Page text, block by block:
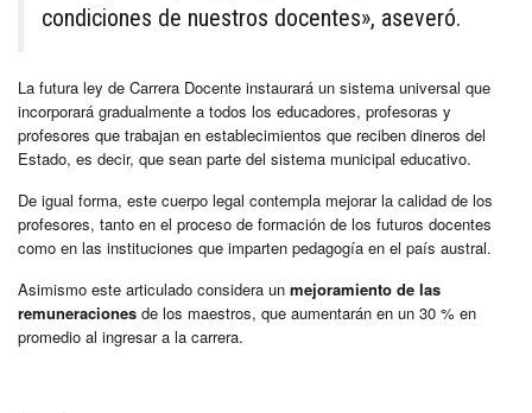
condiciones de nuestros docentes», aseveró.
La futura ley de Carrera Docente instaurará un sistema universal que
incorporará gradualmente a todos los educadores, profesoras y
profesores que trabajan en establecimientos que reciben dineros del
Estado, es decir, que sean parte del sistema municipal educativo.
De igual forma, este cuerpo legal contempla mejorar la calidad de los
profesores, tanto en el proceso de formación de los futuros docentes
como en las instituciones que imparten pedagogía en el país austral.
Asimismo este articulado considera un mejoramiento de las
remuneraciones de los maestros, que aumentarán en un 30 % en
promedio al ingresar a la carrera.